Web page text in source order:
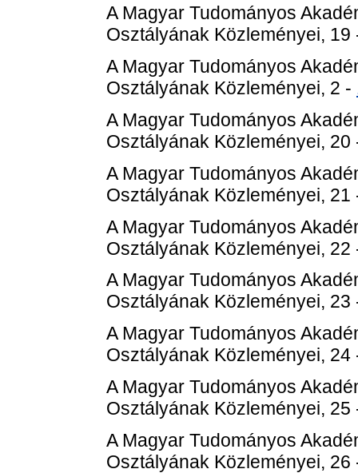
A Magyar Tudományos
Osztályának Közleményei,
A Magyar Tudományos
Osztályának Közleményei, 2 -
A Magyar Tudományos
Osztályának Közleményei,
A Magyar Tudományos
Osztályának Közleményei,
A Magyar Tudományos
Osztályának Közleményei,
A Magyar Tudományos
Osztályának Közleményei,
A Magyar Tudományos
Osztályának Közleményei,
A Magyar Tudományos
Osztályának Közleményei,
A Magyar Tudományos
Osztályának Közleményei,